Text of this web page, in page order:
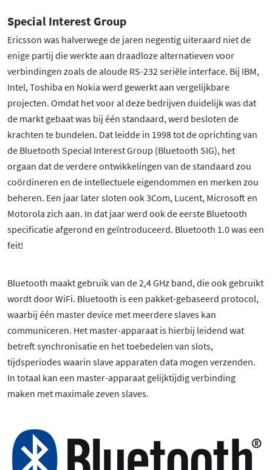
Special Interest Group
Ericsson was halverwege de jaren negentig uiteraard niet de
enige partij die werkte aan draadloze alternatieven voor
verbindingen zoals de aloude RS-232 seriële interface. Bij IBM,
Intel, Toshiba en Nokia werd gewerkt aan vergelijkbare
projecten. Omdat het voor al deze bedrijven duidelijk was dat
de markt gebaat was bij één standaard, werd besloten de
krachten te bundelen. Dat leidde in 1998 tot de oprichting van
de Bluetooth Special Interest Group (Bluetooth SIG), het
orgaan dat de verdere ontwikkelingen van de standaard zou
coördineren en de intellectuele eigendommen en merken zou
beheren. Een jaar later sloten ook 3Com, Lucent, Microsoft en
Motorola zich aan. In dat jaar werd ook de eerste Bluetooth
specificatie afgerond en geïntroduceerd. Bluetooth 1.0 was een
feit!
Bluetooth maakt gebruik van de 2,4 GHz band, die ook gebruikt
wordt door WiFi. Bluetooth is een pakket-gebaseerd protocol,
waarbij één master device met meerdere slaves kan
communiceren. Het master-apparaat is hierbij leidend wat
betreft synchronisatie en het toebedelen van slots,
tijdsperiodes waarin slave apparaten data mogen verzenden.
In totaal kan een master-apparaat gelijktijdig verbinding
maken met maximale zeven slaves.